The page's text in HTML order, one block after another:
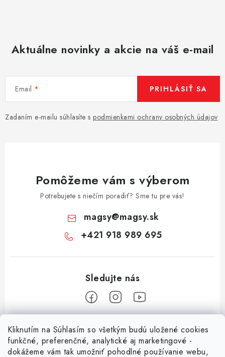
Kliknutím na Súhlasím so všetkým budú uložené cookies
funkčné, preferenčné, analytické aj marketingové -
dokážeme vám tak umožniť pohodlné používanie webu,
Aktuálne novinky a akcie na váš e-mail
Email
Zadaním e-mailu súhlasíte s podmienkami ochrany osobných údajov
PRIHLÁSIŤ SA
Pomôžeme vám s výberom
Potrebujete s niečím poradiť? Sme tu pre vás!
magsy@magsy.sk
+421 918 989 695
Informácie pre vás